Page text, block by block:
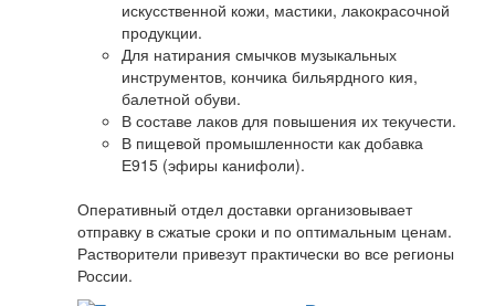
искусственной кожи, мастики, лакокрасочной
продукции.
Для натирания смычков музыкальных
инструментов, кончика бильярдного кия,
балетной обуви.
В составе лаков для повышения их текучести.
В пищевой промышленности как добавка
Е915 (эфиры канифоли).
Оперативный отдел доставки организовывает
отправку в сжатые сроки и по оптимальным ценам.
Растворители привезут практически во все регионы
России.